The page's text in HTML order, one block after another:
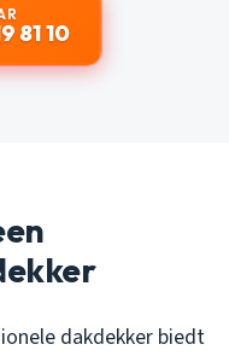
81 10
dakdekker biedt